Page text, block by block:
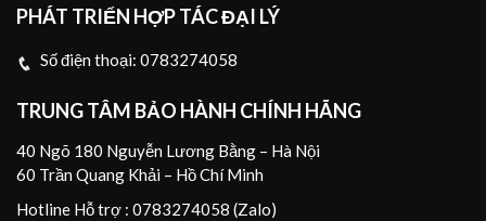
PHÁT TRIỂN HỢP TÁC ĐẠI LÝ
Số điện thoại: 0783274058
TRUNG TÂM BẢO HÀNH CHÍNH HÃNG
40 Ngõ 180 Nguyễn Lương Bằng – Hà Nội
60 Trần Quang Khải – Hồ Chí Minh
Hotline Hỗ trợ : 0783274058 (Zalo)